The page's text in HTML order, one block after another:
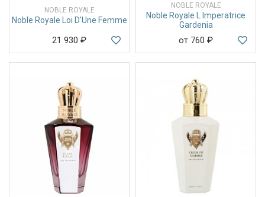
NOBLE ROYALE
Noble Royale Loi D'Une Femme
21 930 ₽
NOBLE ROYALE
Noble Royale L Imperatrice
Gardenia
от 760 ₽